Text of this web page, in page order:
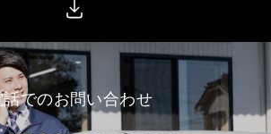
話でのお問い合わせ